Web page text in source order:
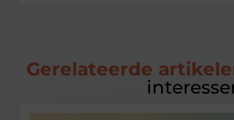
Gerelateerde